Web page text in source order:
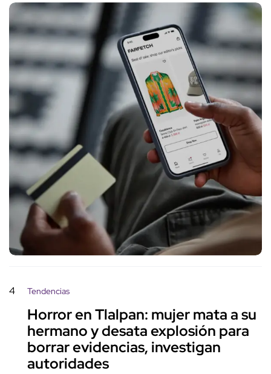
4 Tendencias
Horror en Tlalpan: mujer mata a su
hermano y desata explosión para
borrar evidencias, investigan
autoridades